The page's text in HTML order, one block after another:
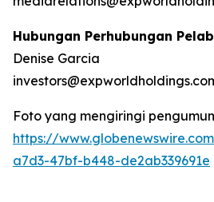
Hubungan Perhubungan
Denise Garcia
Foto yang mengiringi
https://
a7d3-47bf-b448-de2ab339691e